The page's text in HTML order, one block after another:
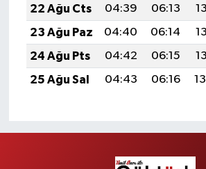
22 Ağu Cts
04:39 06:13
23 Ağu Paz
04:40 06:14
24 Ağu Pts
04:42 06:15
25 Ağu Sal
04:43 06:16